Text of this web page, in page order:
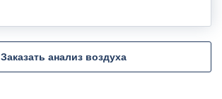
Заказать анализ воздуха